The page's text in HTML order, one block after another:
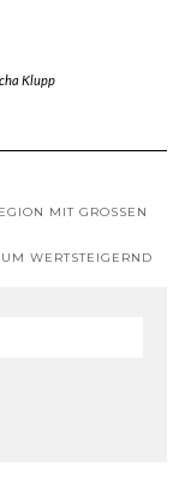
Klupp
MIT GROSSEN C
WERTSTEIGERND